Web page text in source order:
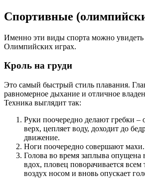
Спортивные
Именно эти виды спорта можно увидеть
Олимпийских играх.
Кроль на груди
Это самый быстрый стиль плавания.
равномерное дыхание и отличное
Техника выглядит так:
Руки поочередно делают гребки –
верх, цепляет воду, доходит до
движение.
Ноги поочередно совершают махи.
Голова во время заплыва опущена
вдох, пловец поворачивается
воздух носом и вновь опускает